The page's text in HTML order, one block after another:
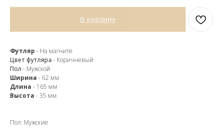
В корзину
Футляр - На магните
Цвет футляра - Коричневый
Пол - Мужской
Ширина - 62 мм
Длина - 165 мм
Высота - 35 мм
Пол: Мужские
Закажите обратный
звонок